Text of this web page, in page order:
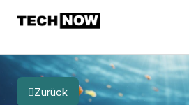
Zurück